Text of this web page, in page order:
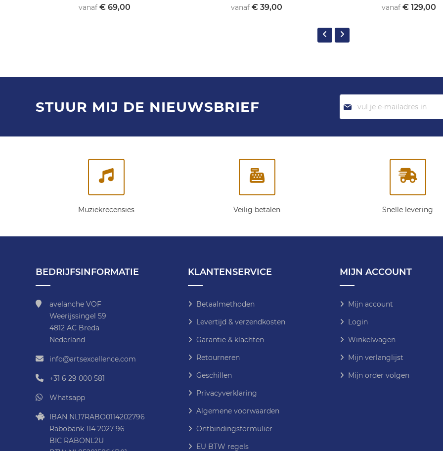
vanaf € 69,00
vanaf € 39,00
vanaf € 129,00
STUUR MIJ DE NIEUWSBRIEF
je
op
nieuwsbrief:
Muziekrecensies Veilig betalen Snelle levering
BEDRIJFSINFORMATIE
avelanche VOF
Weerijssingel 59
4812 AC Breda
Nederland
info@artsexcellence.com
+31 6 29 000 581
Whatsapp
IBAN NL17RABO0114202796
Rabobank 114 2027 96
BIC RABONL2U
KLANTENSERVICE
Betaalmethoden
Levertijd & verzendkosten
Garantie & klachten
Retourneren
Geschillen
Privacyverklaring
Algemene voorwaarden
Ontbindingsformulier
EU BTW regels
MIJN ACCOUNT
Mijn account
Login
Winkelwagen
Mijn verlanglijst
Mijn order volgen